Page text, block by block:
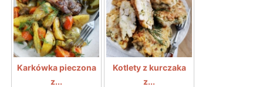
Karkówka pieczona
z...
Kotlety z kurczaka
z...